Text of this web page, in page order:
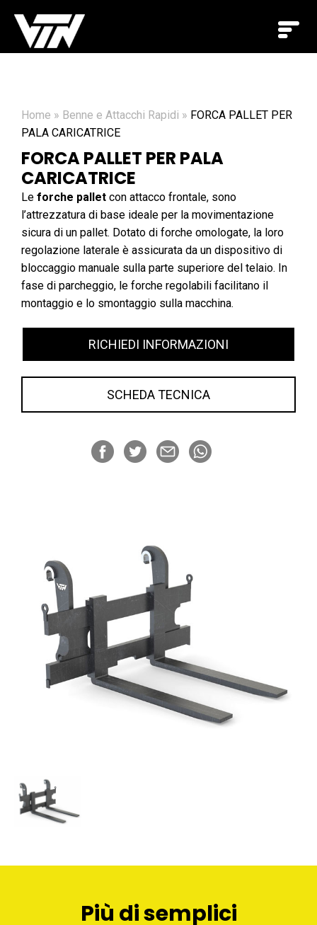
Home » Benne e Attacchi Rapidi » FORCA PALLET PER
PALA CARICATRICE
FORCA PALLET PER PALA
CARICATRICE
Le forche pallet con attacco frontale, sono
l’attrezzatura di base ideale per la movimentazione
sicura di un pallet. Dotato di forche omologate, la loro
regolazione laterale è assicurata da un dispositivo di
bloccaggio manuale sulla parte superiore del telaio. In
fase di parcheggio, le forche regolabili facilitano il
montaggio e lo smontaggio sulla macchina.
RICHIEDI INFORMAZIONI
SCHEDA TECNICA
Più di semplici